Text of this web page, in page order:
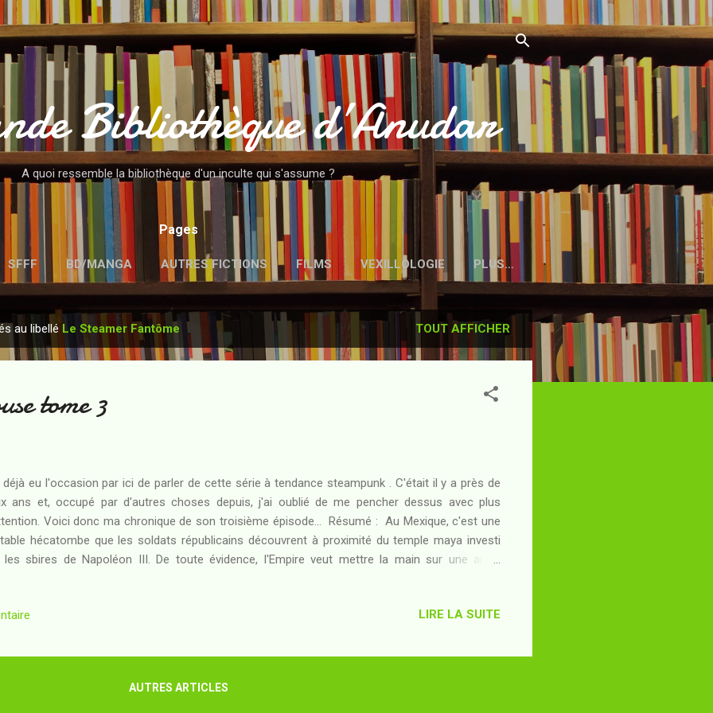
Accéder au contenu principal
Bibliothèque d’Anudar
A quoi ressemble la bibliothèque d'un inculte qui s'assume ?
Pages
SFFF BD/MANGA AUTRES FICTIONS FILMS VEXILLOLOGIE PLUS…
MENTIONS LÉGALES
au libellé Le Steamer Fantôme TOUT AFFICHER
tome 3
déjà eu l'occasion par ici de parler de cette série à tendance steampunk . C'était il y a près de
ans et, occupé par d'autres choses depuis, j'ai oublié de me pencher dessus avec plus
Voici donc ma chronique de son troisième épisode... Résumé : Au Mexique, c'est une
hécatombe que les soldats républicains découvrent à proximité du temple maya investi
les sbires de Napoléon III. De toute évidence, l'Empire veut mettre la main sur une arme
course contre la montre qui commence, car l'Empire va vouloir tester son arme... et pour cela,
lu Lovecraft, je ne sais pas trop jusqu'à quel po...
LIRE LA SUITE
AUTRES ARTICLES